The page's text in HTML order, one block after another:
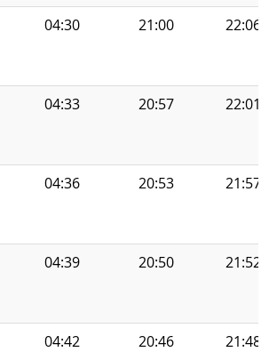
04:30 21:00 22:06
04:33 20:57 22:01
04:36 20:53 21:57
04:39 20:50 21:52
04:42 20:46 21:48